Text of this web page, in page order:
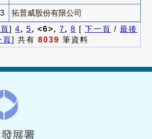
拓普威股份有限公司
] 4, 5, <6>, 7, 8 [ 下一頁 / 最後
頁] 共有 8039 筆資料